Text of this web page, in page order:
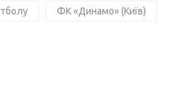
ФК «Динамо» (Київ)